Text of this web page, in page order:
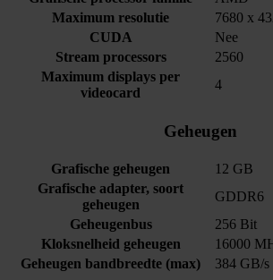
Maximum resolutie
7680 x
CUDA
Nee
Stream processors
2560
Maximum displays per
videocard
4
Geheugen
Grafische geheugen
12 GB
Grafische adapter, soort
geheugen
GDDR6
Geheugenbus
256 Bit
Kloksnelheid geheugen
16000
Geheugen bandbreedte (max)
384 GB/s